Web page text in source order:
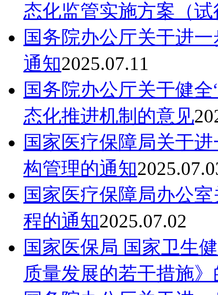
态化监管实施方案（
国务院办公厅关于进
通知2025.07.11
国务院办公厅关于健
态化推进机制的意见
国家医疗保障局关于
构管理的通知
国家医疗保障局办公
程的通知2025.07.02
国家医保局 国家卫生
质量发展的若干措施